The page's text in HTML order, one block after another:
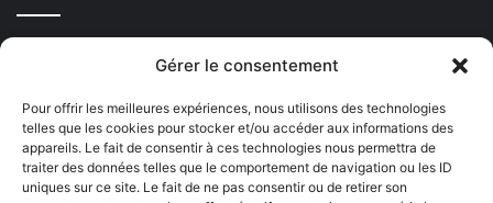
Gérer le consentement
Pour offrir les meilleures expériences, nous utilisons des technologies
telles que les cookies pour stocker et/ou accéder aux informations des
appareils. Le fait de consentir à ces technologies nous permettra de
traiter des données telles que le comportement de navigation ou les ID
uniques sur ce site. Le fait de ne pas consentir ou de retirer son
Choisissez : matin, soir ou hebdo ?
Les infos essentielles de la région à lire au moment où cela vous
arrange !
Entrez